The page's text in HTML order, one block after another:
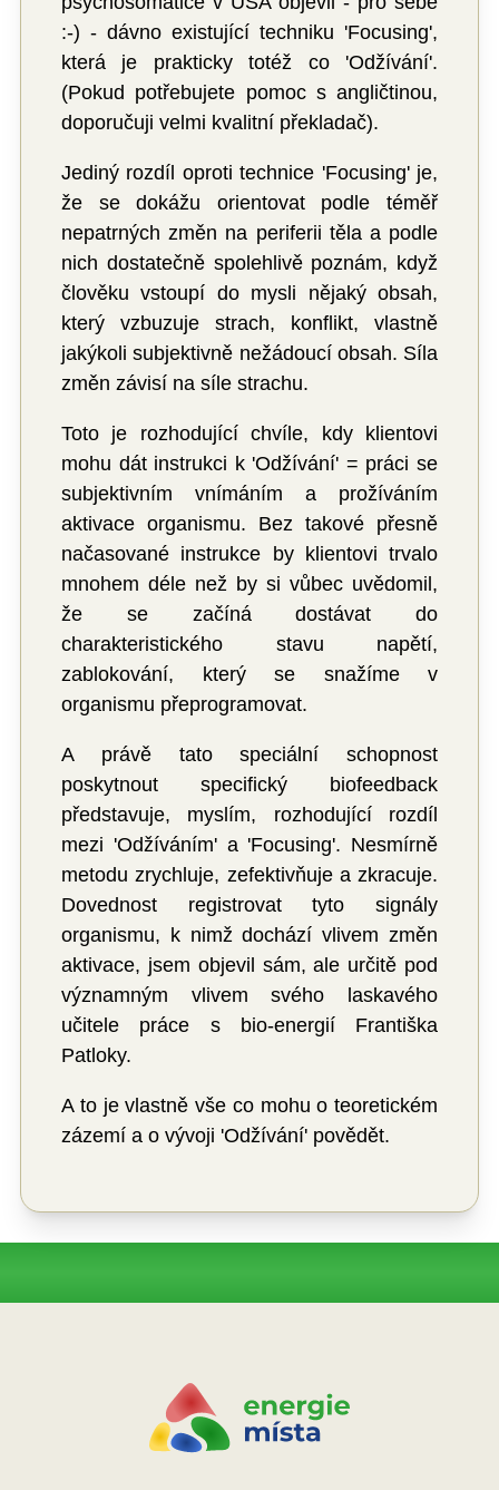
:-) - dávno existující techniku 'Focusing',
která je prakticky totéž co 'Odžívání'.
(Pokud potřebujete pomoc s angličtinou,
doporučuji velmi kvalitní překladač).
Jediný rozdíl oproti technice 'Focusing' je,
že se dokážu orientovat podle téměř
nepatrných změn na periferii těla a podle
nich dostatečně spolehlivě poznám, když
člověku vstoupí do mysli nějaký obsah,
který vzbuzuje strach, konflikt, vlastně
jakýkoli subjektivně nežádoucí obsah. Síla
změn závisí na síle strachu.
Toto je rozhodující chvíle, kdy klientovi
mohu dát instrukci k 'Odžívání' = práci se
subjektivním vnímáním a prožíváním
aktivace organismu. Bez takové přesně
načasované instrukce by klientovi trvalo
mnohem déle než by si vůbec uvědomil,
že se začíná dostávat do
charakteristického stavu napětí,
zablokování, který se snažíme v
organismu přeprogramovat.
A právě tato speciální schopnost
poskytnout specifický biofeedback
představuje, myslím, rozhodující rozdíl
mezi 'Odžíváním' a 'Focusing'. Nesmírně
metodu zrychluje, zefektivňuje a zkracuje.
Dovednost registrovat tyto signály
organismu, k nimž dochází vlivem změn
aktivace, jsem objevil sám, ale určitě pod
významným vlivem svého laskavého
učitele práce s bio-energií Františka
Patloky.
A to je vlastně vše co mohu o teoretickém
zázemí a o vývoji 'Odžívání' povědět.